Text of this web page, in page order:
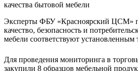
Эксперты ФБУ «Красноярский ЦСМ»
качество, безопасность и
мебели соответствуют установленным
Для проведения мониторинга в
закупили 8 образцов мебельной